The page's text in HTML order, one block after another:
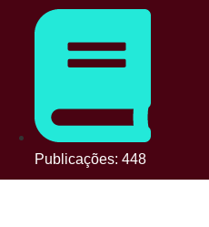
Publicações: 448